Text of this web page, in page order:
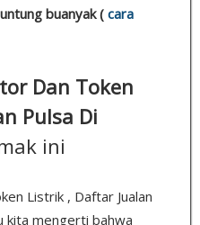
buanyak ( cara
Dan Token
Pulsa Di
ini
Listrik , Daftar Jualan
kita mengerti bahwa